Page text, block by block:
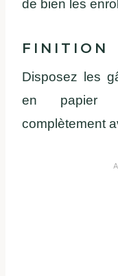
de bien les
FINITION
Disposez les
en papier
complètement